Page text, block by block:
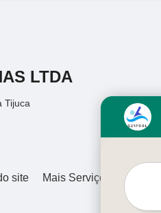
LTDA
Tijuca
site Mais Serviços